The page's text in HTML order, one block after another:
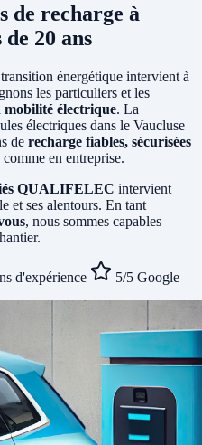
de recharge à
20 ans
énergétique intervient à
les particuliers et les
mobilité électrique. La
électriques dans le Vaucluse
de recharge fiables, sécurisées
en entreprise.
QUALIFELEC intervient
et ses alentours. En tant
, nous sommes capables
d'expérience 5/5 Google